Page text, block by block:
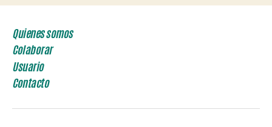
Quienes somos
Colaborar
Usuario
Contacto